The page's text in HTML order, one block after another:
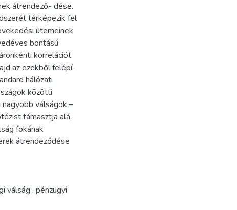
átrendező- dése.
térképezik fel
ütemeinek
bontású
korrelációt
az ezekből felépí-
hálózati
közötti
válságok –
támasztja alá,
fokának
átrendeződése
válság , pénzügyi